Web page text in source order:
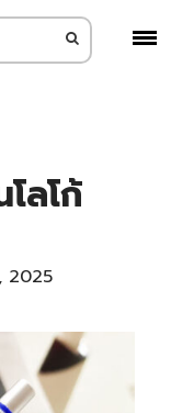
ลโก้
2025